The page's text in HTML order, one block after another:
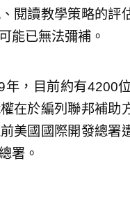
閱讀教學策略的評
能已無法彌補。
年，目前約有4200
在於編列聯邦補助
美國國際開發總
署。